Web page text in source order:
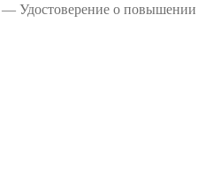
— Удостоверение о повышении